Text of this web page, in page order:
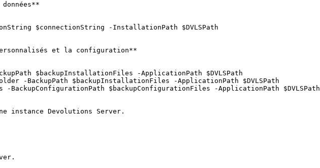
$connectionString -InstallationPath $DVLSPath
et la configuration**
$backupInstallationFiles -ApplicationPath $DVLSPath
-BackupPath $backupInstallationFiles -ApplicationPath $DVLSPath
-BackupConfigurationPath $backupConfigurationFiles -ApplicationPath $DVLSPath
instance Devolutions Server.